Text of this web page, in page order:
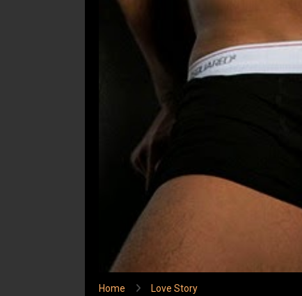
Home Love Story